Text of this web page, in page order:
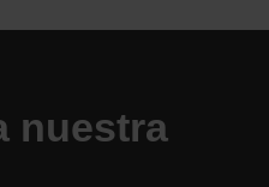
nuestra